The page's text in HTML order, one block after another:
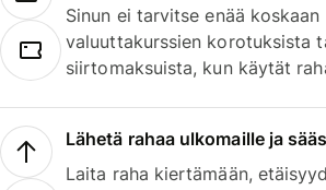
Sinun ei tarvitse enää koskaan
valuuttakurssien korotuksista
siirtomaksuista, kun käytät
Lähetä rahaa ulkomaille ja
Laita raha kiertämään,